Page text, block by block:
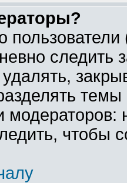
следить
удалять,
чтобы